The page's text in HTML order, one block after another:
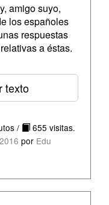
amigo suyo,
los españoles
respuestas
a éstas.
texto
/
655 visitas.
por Edu